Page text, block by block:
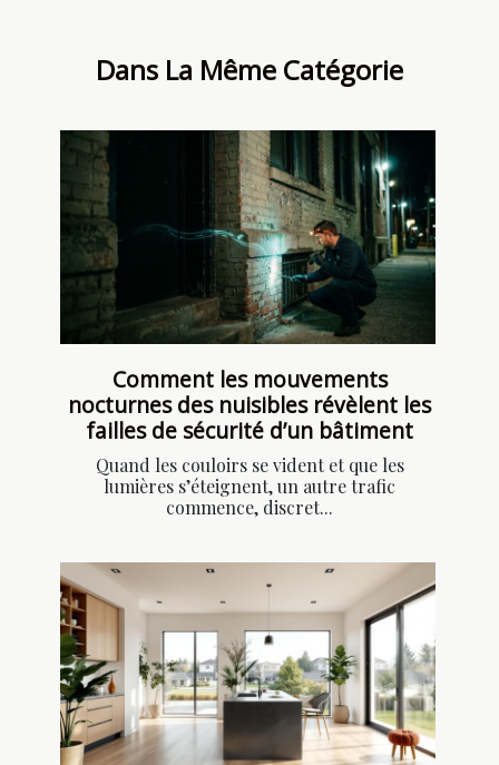
Dans La Même Catégorie
Comment les mouvements
nocturnes des nuisibles révèlent les
failles de sécurité d’un bâtiment
Quand les couloirs se vident et que les
lumières s’éteignent, un autre trafic
commence, discret...